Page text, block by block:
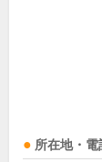
所在地・電